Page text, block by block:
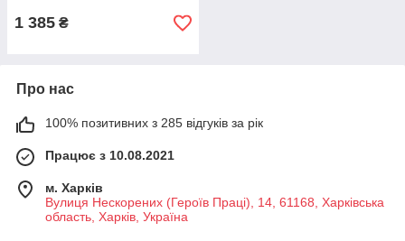
1 385 ₴
Про нас
100% позитивних з 285 відгуків за рік
Працює з 10.08.2021
м. Харків
Вулиця Нескорених (Героїв Праці), 14, 61168, Харківська
область, Харків, Україна